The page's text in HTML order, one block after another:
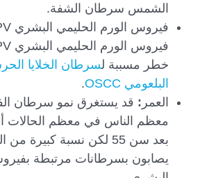
الشمس سرطان الشفة.
فيروس الورم الحليمي البشري HPV
خطر مسببة لسرطان الخلايا
البلعومي OSCC
.
العمر : قد يستغرق نمو سرطان
معظم الناس في معظم الحالات
بعد سن 55 لكن نسبة كبيرة
يصابون بسرطانات مرتبطة